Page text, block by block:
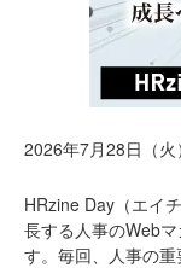
2026年7月28日（
HRzine Day（エイ
長する人事のWeb
す。毎回、人事の